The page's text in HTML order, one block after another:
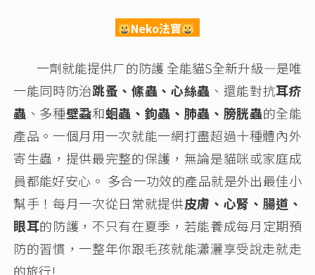
Neko法寶
一劑就能提供ㄏ的防護 全能貓S全新升級—是唯
一能同時防治跳蚤、絛蟲、心絲蟲 、還能對抗耳疥
蟲 、多種壁蝨和蛔蟲、鉤蟲、肺蟲、膀胱蟲的全能
產品。一個月用一次就能一網打盡超過十種體內外
寄生蟲，提供最完整的保護，無論是貓咪或家庭成
員都能好安心。 多合一功效的產品就是外出最佳小
幫手！每月一次從日常就提供皮膚、心腎、腸道、
眼耳的防護，不只有在夏季，若能養成每月定期預
防的習慣，一整年你跟毛孩就能瀟灑享受說走就走
的旅行!